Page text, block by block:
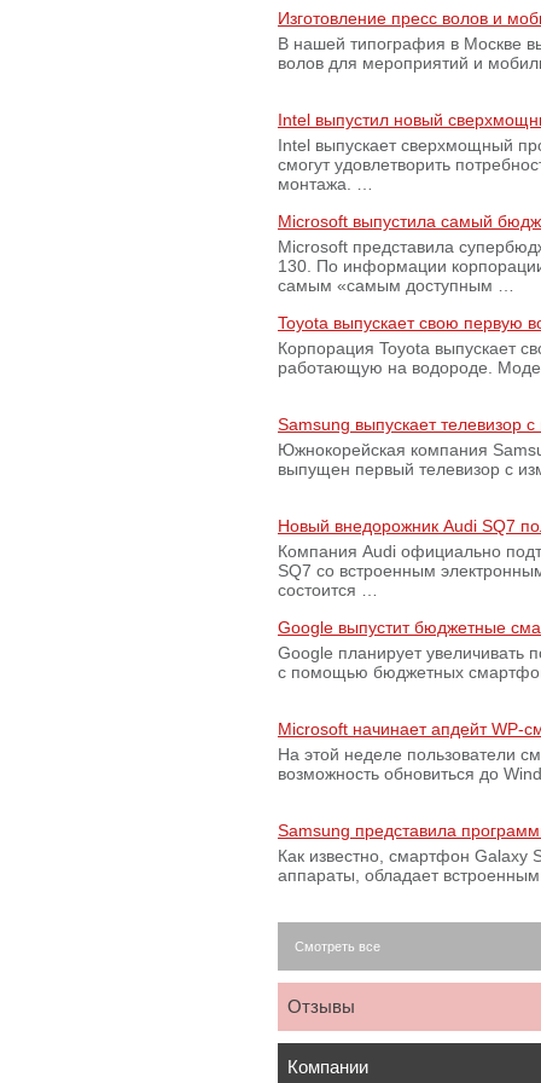
Изготовление пресс волов и
В нашей типография в Москве
волов для мероприятий и
Intel выпустил новый
Intel выпускает сверхмощный
смогут удовлетворить
монтажа. …
Microsoft выпустила самый
Microsoft представила
130. По информации
самым «самым доступным …
Toyota выпускает свою первую
Корпорация Toyota выпускает
работающую на водороде.
Samsung выпускает телевизор
Южнокорейская компания
выпущен первый телевизор с
Новый внедорожник Audi SQ7
Компания Audi официально
SQ7 со встроенным
состоится …
Google выпустит бюджетные
Google планирует увеличивать
с помощью бюджетных
Microsoft начинает апдейт WP-
На этой неделе пользователи
возможность обновиться до
Samsung представила
Как известно, смартфон Galaxy
аппараты, обладает
Смотреть все
Отзывы
Компании